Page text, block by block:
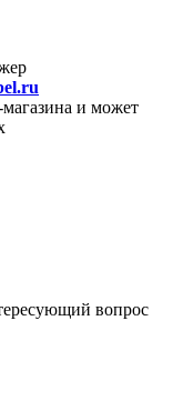
магазина и может
вопрос